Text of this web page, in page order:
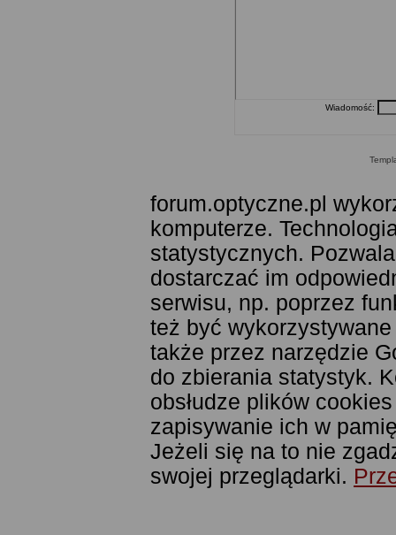
Wiadomość:
forum.optyczne.pl
komputerze.
statystycznych.
dostarczać im
serwisu, np. poprzez
też być
także przez narzędzie
do zbierania statystyk.
obsłudze plików
zapisywanie ich w
Jeżeli się na to nie
swojej przeglądarki.